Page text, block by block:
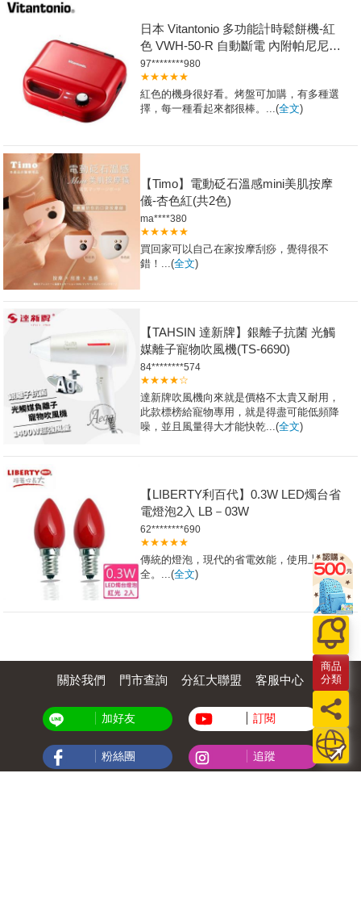
日本 Vitantonio 多功能計時鬆餅機-紅
色 VWH-50-R 自動斷電 內附帕尼尼/
方格烤盤
97********980
★★★★★
紅色的機身很好看。烤盤可加購，有多種選
擇，每一種看起來都很棒。...(全文)
【Timo】電動砭石溫感mini美肌按摩
儀-杏色紅(共2色)
ma****380
★★★★★
買回家可以自己在家按摩刮痧，覺得很不
錯！...(全文)
【TAHSIN 達新牌】銀離子抗菌 光觸
媒離子寵物吹風機(TS-6690)
84********574
★★★★☆
達新牌吹風機向來就是價格不太貴又耐用，
此款標榜給寵物專用，就是得盡可能低頻降
噪，並且風量得大才能快乾...(全文)
【LIBERTY利百代】0.3W LED燭台省
電燈泡2入 LB－03W
62********690
★★★★★
傳統的燈泡，現代的省電效能，使用上更安
全。...(全文)
商品
分類
關於我們 門市查詢 分紅大聯盟 客服中心
加好友 訂閱
粉絲團 追蹤